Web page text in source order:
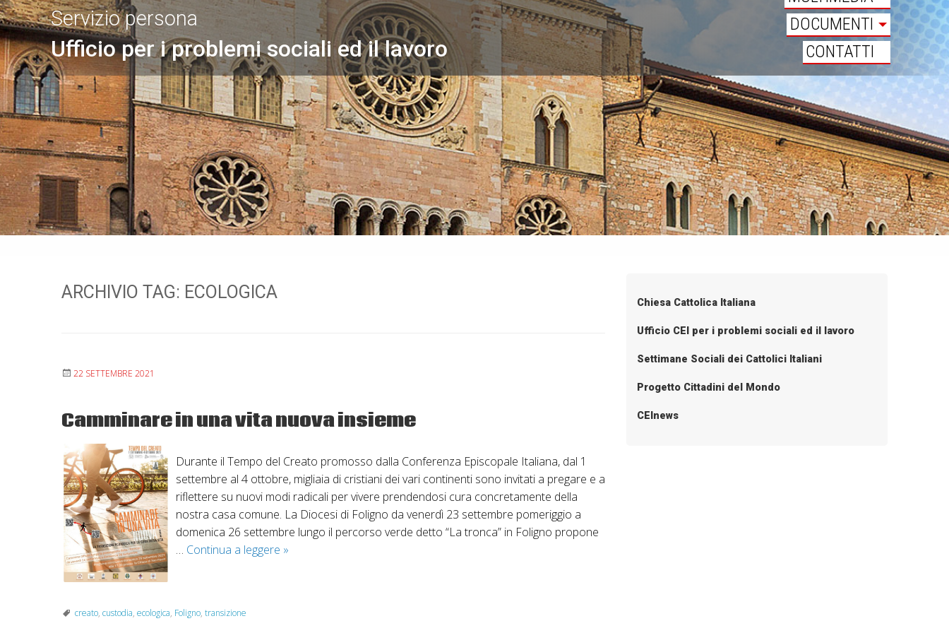
Ufficio per i problemi sociali ed il lavoro
Servizio persona
DOCUMENTI
CONTATTI
ARCHIVIO TAG: ECOLOGICA
22 SETTEMBRE 2021
Camminare in una vita nuova insieme
Durante il Tempo del Creato promosso dalla Conferenza Episcopale Italiana, dal 1
settembre al 4 ottobre, migliaia di cristiani dei vari continenti sono invitati a pregare e a
riflettere su nuovi modi radicali per vivere prendendosi cura concretamente della
nostra casa comune. La Diocesi di Foligno da venerdì 23 settembre pomeriggio a
domenica 26 settembre lungo il percorso verde detto “La tronca” in Foligno propone
… Continua a leggere Camminare
»
creato, custodia, ecologica, Foligno, transizione
Chiesa Cattolica Italiana
Ufficio CEI per i problemi sociali ed il lavoro
Settimane Sociali dei Cattolici Italiani
Progetto Cittadini del Mondo
CEInews